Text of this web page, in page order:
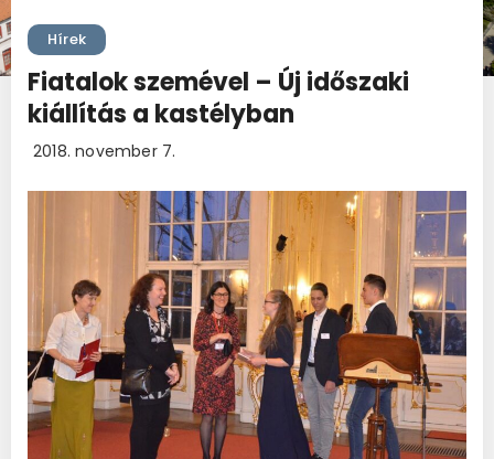
Hírek
Fiatalok szemével – Új időszaki
kiállítás a kastélyban
2018. november 7.